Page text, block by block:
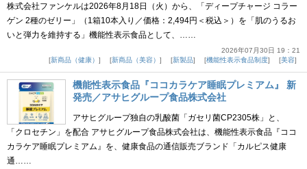
株式会社ファンケルは2026年8月18日（火）から、「ディープチャージ コラー
ゲン 2種のゼリー」（1箱10本入り／価格：2,494円＜税込＞）を「肌のうるお
いと弾力を維持する」機能性表示食品として、……
2026年07月30日 19：21
新商品（健康）
新商品（美容） 新製品 機能性表示食品制度 美容
機能性表示食品『ココカラケア睡眠プレミアム』 新
発売／アサヒグループ食品株式会社
アサヒグループ独自の乳酸菌「ガセリ菌CP2305株」と、
「クロセチン」を配合 アサヒグループ食品株式会社は、機能性表示食品『ココ
カラケア睡眠プレミアム』を、健康食品の通信販売ブランド「カルピス健康
通……